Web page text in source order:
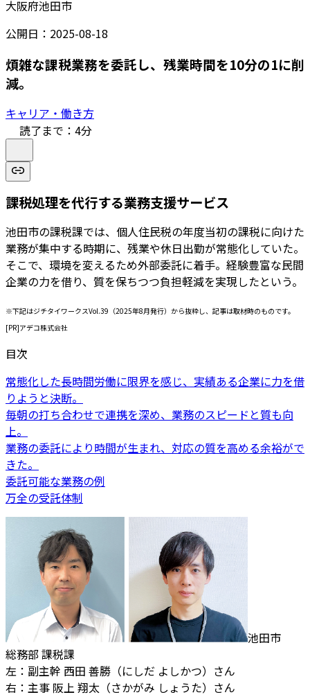
大阪府池田市
公開日： 2025-08-18
煩雑な課税業務を委託し、残業時間を10分の1に削
減。
キャリア・働き方
読了まで： 4分
課税処理を代行する業務支援サービス
池田市の課税課では、個人住民税の年度当初の課税に向けた
業務が集中する時期に、残業や休日出勤が常態化していた。
そこで、環境を変えるため外部委託に着手。経験豊富な民間
企業の力を借り、質を保ちつつ負担軽減を実現したという。
※下記はジチタイワークスVol.39（2025年8月発行）から抜粋し、記事は取材時のものです。
[PR]アデコ株式会社
目次
常態化した長時間労働に限界を感じ、実績ある企業に力を借
りようと決断。
毎朝の打ち合わせで連携を深め、業務のスピードと質も向
上。
業務の委託により時間が生まれ、対応の質を高める余裕がで
きた。
委託可能な業務の例
万全の受託体制
池田市
総務部 課税課
左：副主幹 西田 善勝（にしだ よしかつ）さん
右：主事 阪上 翔太（さかがみ しょうた）さん